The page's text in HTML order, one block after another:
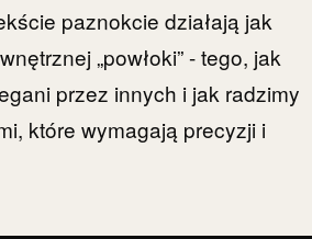
paznokcie działają jak
„powłoki” - tego, jak
przez innych i jak radzimy
które wymagają precyzji i